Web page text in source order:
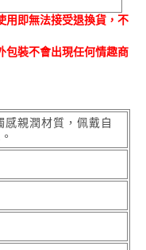
用即無法接受退換貨，不
包裝不會出現任何情趣商
感親潤材質，佩戴自